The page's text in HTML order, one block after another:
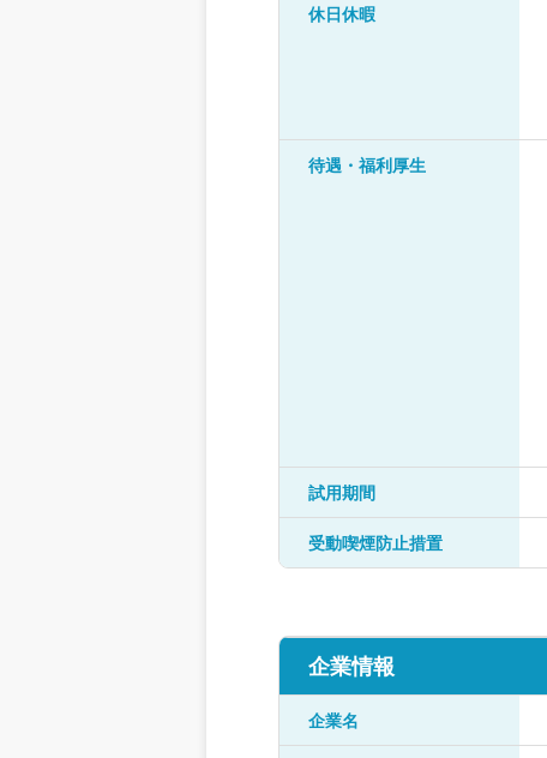
休日休暇
待遇・福利厚生
試用期間
受動喫煙防止措置
企業情報
企業名